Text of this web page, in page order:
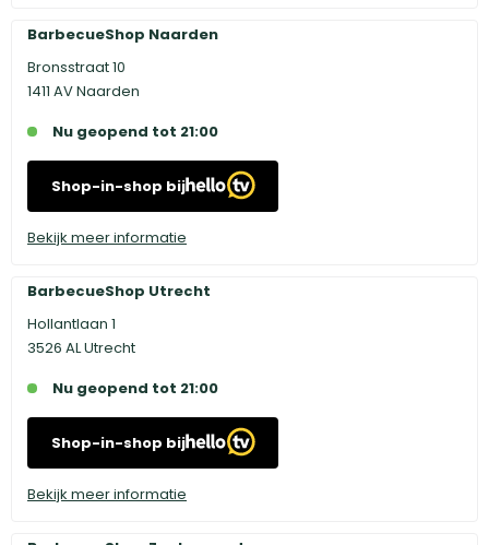
BarbecueShop Naarden
Bronsstraat 10
1411 AV Naarden
Nu geopend tot 21:00
Shop-in-shop bij
Bekijk meer informatie
BarbecueShop Utrecht
Hollantlaan 1
3526 AL Utrecht
Nu geopend tot 21:00
Shop-in-shop bij
Bekijk meer informatie